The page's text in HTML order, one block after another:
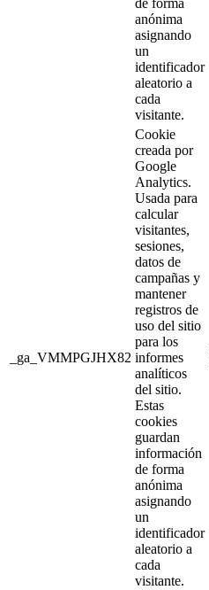
de forma
anónima
asignando
un
identificador
aleatorio a
cada
visitante.
_ga_VMMPGJHX82
Cookie
creada por
Google
Analytics.
Usada para
calcular
visitantes,
sesiones,
datos de
campañas y
mantener
registros de
uso del sitio
para los
informes
analíticos
del sitio.
Estas
cookies
guardan
información
de forma
anónima
asignando
un
identificador
aleatorio a
cada
visitante.